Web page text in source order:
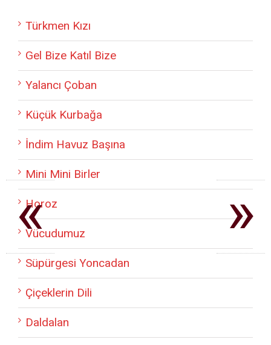
Türkmen Kızı
Gel Bize Katıl Bize
Yalancı Çoban
Küçük Kurbağa
İndim Havuz Başına
Mini Mini Birler
Horoz
Vücudumuz
Süpürgesi Yoncadan
Çiçeklerin Dili
Daldalan
»
«